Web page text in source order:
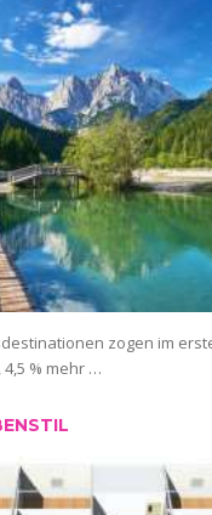
zogen im
% mehr …